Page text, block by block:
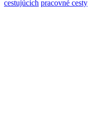
cestujúcich pracovné cesty